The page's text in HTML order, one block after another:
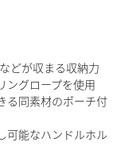
どが収まる収納力
ングロープを使用
る同素材のポーチ付
可能なハンドルホル